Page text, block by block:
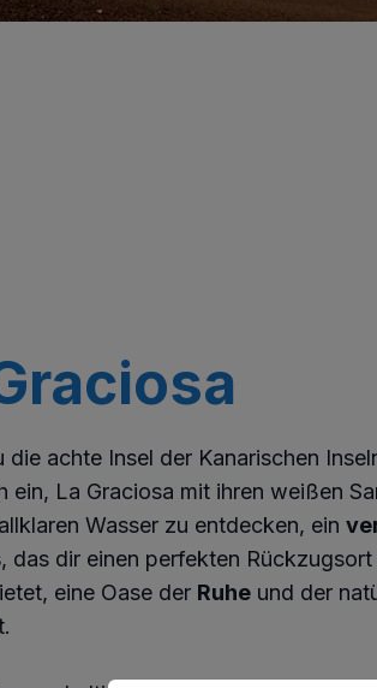
die achte Insel der Kanarischen
ein, La Graciosa mit ihren weißen
Wasser zu entdecken, ein
, das dir einen perfekten
eine Oase der Ruhe und der